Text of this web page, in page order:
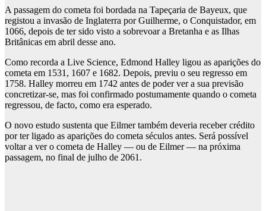
A passagem do cometa foi bordada na Tapeçaria de Bayeux, que
registou a invasão de Inglaterra por Guilherme, o Conquistador, em
1066, depois de ter sido visto a sobrevoar a Bretanha e as Ilhas
Britânicas em abril desse ano.
Como recorda a Live Science, Edmond Halley ligou as aparições do
cometa em 1531, 1607 e 1682. Depois, previu o seu regresso em
1758. Halley morreu em 1742 antes de poder ver a sua previsão
concretizar-se, mas foi confirmado postumamente quando o cometa
regressou, de facto, como era esperado.
O novo estudo sustenta que Eilmer também deveria receber crédito
por ter ligado as aparições do cometa séculos antes. Será possível
voltar a ver o cometa de Halley — ou de Eilmer — na próxima
passagem, no final de julho de 2061.